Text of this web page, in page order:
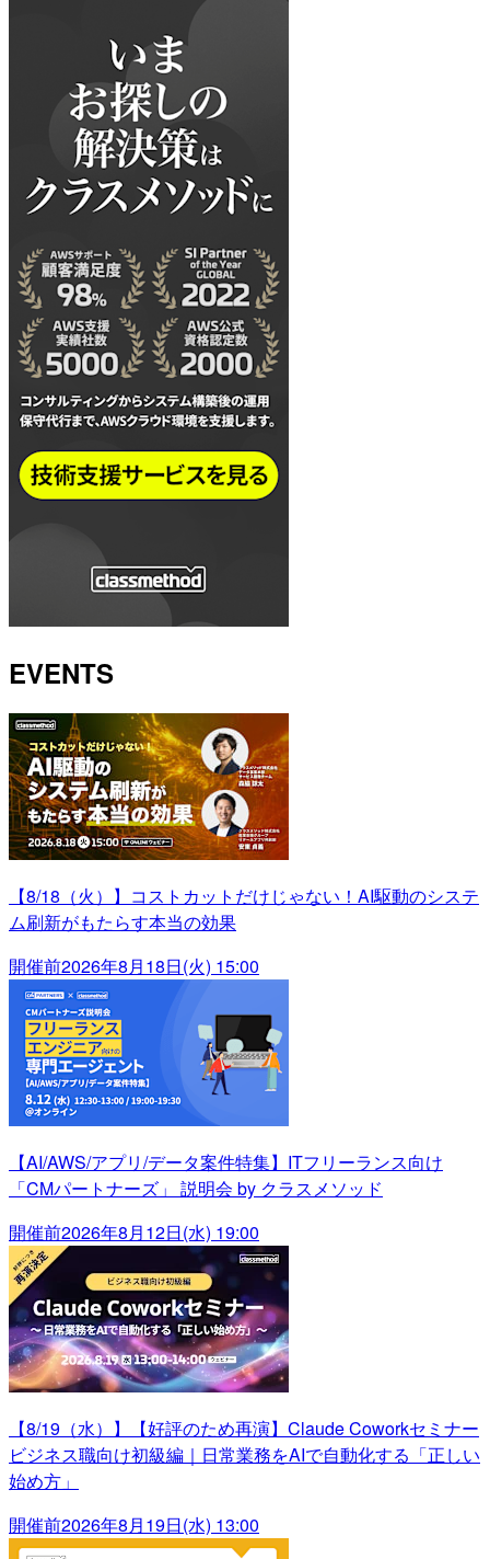
EVENTS
【8/18（火）】コストカットだけじゃない！AI駆動のシステ
ム刷新がもたらす本当の効果
開催前2026年8月18日(火) 15:00
【AI/AWS/アプリ/データ案件特集】ITフリーランス向け
「CMパートナーズ」 説明会 by クラスメソッド
開催前2026年8月12日(水) 19:00
【8/19（水）】【好評のため再演】Claude Coworkセミナー
ビジネス職向け初級編｜日常業務をAIで自動化する「正しい
始め方」
開催前2026年8月19日(水) 13:00